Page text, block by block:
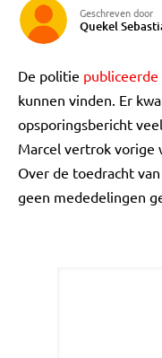
Geschreven door
Quekel
De politie
kunnen vinden. Er
opsporingsbericht
Marcel vertrok vorige
Over de toedracht
geen mededelingen